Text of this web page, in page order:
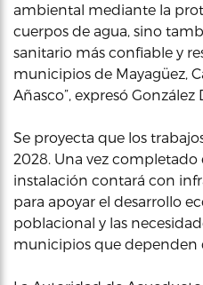
ambiental mediante la
cuerpos de agua, sino
sanitario más confiable y
municipios de Mayagüez,
Añasco”, expresó González
Se proyecta que los
2028. Una vez completado
instalación contará con
para apoyar el desarrollo
poblacional y las
municipios que dependen